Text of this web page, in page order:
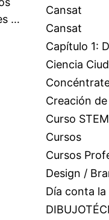
…
Cansat
Cansat
Capítulo 1:
Ciencia
Creación
Curso STEM
Cursos
Cursos
Design /
Día conta